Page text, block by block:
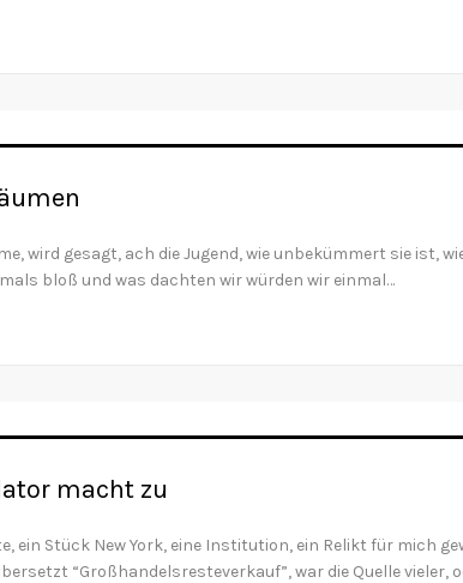
wird gesagt, ach die Jugend, wie unbekümmert sie ist,
bloß und was dachten wir würden wir einmal…
macht zu
ein Stück New York, eine Institution, ein Relikt für mich
“Großhandelsresteverkauf”, war die Quelle vieler,